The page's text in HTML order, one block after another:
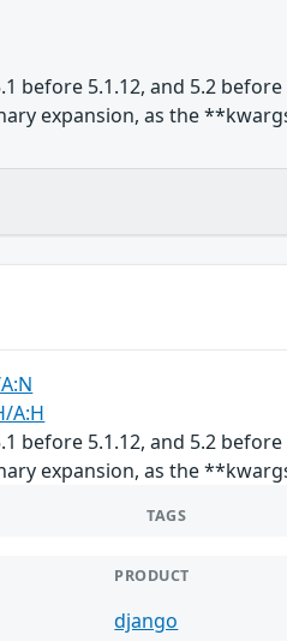
before 5.1.12, and 5.2
expansion, as the
A:H
before 5.1.12, and 5.2
expansion, as the
TAGS
PRODUCT
django